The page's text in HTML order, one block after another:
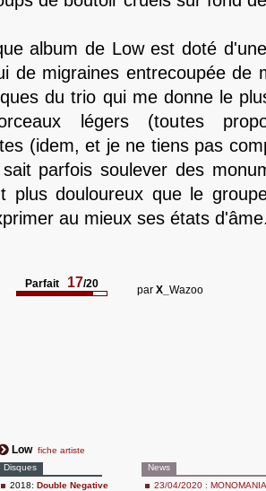
album de Low est doté
de migraines entrecoupée de
du trio qui me donne le
légers (toutes
(idem, et je ne tiens pas
parfois soulever des
plus douloureux que le
au mieux ses états
Parfait 17/20 par X_ Wazoo
Low fiche artiste
Disques
2018: Double Negative
News
23/04/2020 :